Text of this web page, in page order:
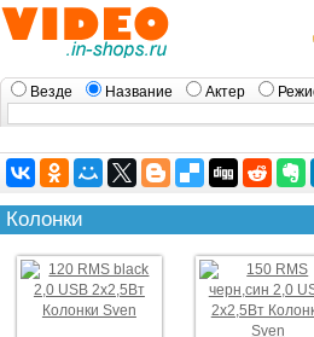
Везде Название Актер
Колонки